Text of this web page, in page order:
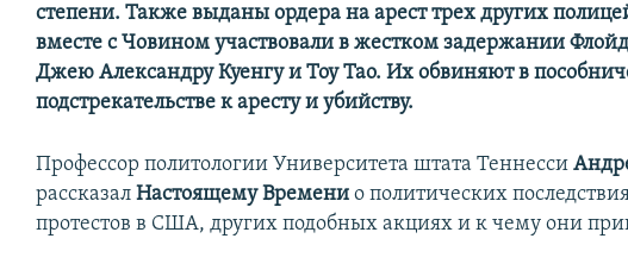
степени. Также выданы ордера на арест трех других
вместе с Човином участвовали в жестком задержании
Джею Александру Куенгу и Тоу Тао. Их обвиняют в
подстрекательстве к аресту и убийству.
Профессор политологии Университета штата Теннесси
рассказалНастоящему Времени о политических
протестов в США, других подобных акциях и к чему они